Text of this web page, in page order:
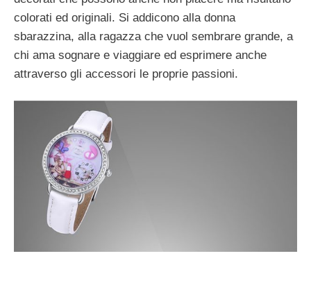
colorati ed originali. Si addicono alla donna
sbarazzina, alla ragazza che vuol sembrare grande, a
chi ama sognare e viaggiare ed esprimere anche
attraverso gli accessori le proprie passioni.